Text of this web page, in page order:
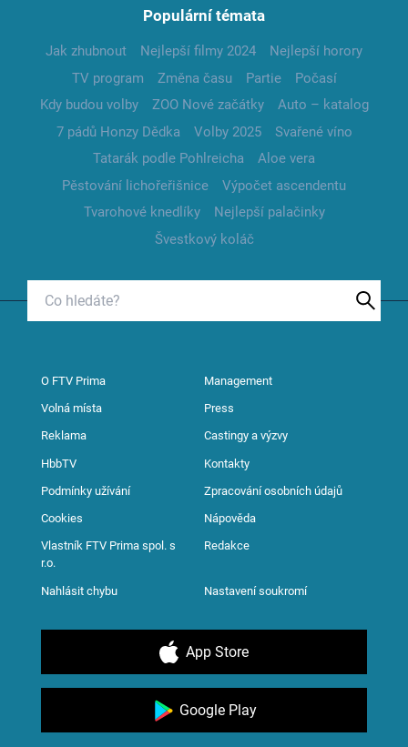
Populární témata
Jak zhubnout Nejlepší filmy 2024
Nejlepší horory
TV program
Změna času Partie
Počasí
Kdy budou volby
ZOO Nové začátky
Auto – katalog
7 pádů Honzy Dědka
Volby 2025
Svařené víno
Tatarák podle Pohlreicha
Aloe vera
Pěstování lichořeřišnice
Výpočet ascendentu
Tvarohové knedlíky
Nejlepší palačinky
Švestkový koláč
O FTV Prima Management
Volná místa Press
Reklama Castingy a výzvy
HbbTV Kontakty
Podmínky užívání Zpracování osobních údajů
Cookies Nápověda
Vlastník FTV Prima spol. s
r.o.
Redakce
Nahlásit chybu Nastavení soukromí
App Store
Google Play